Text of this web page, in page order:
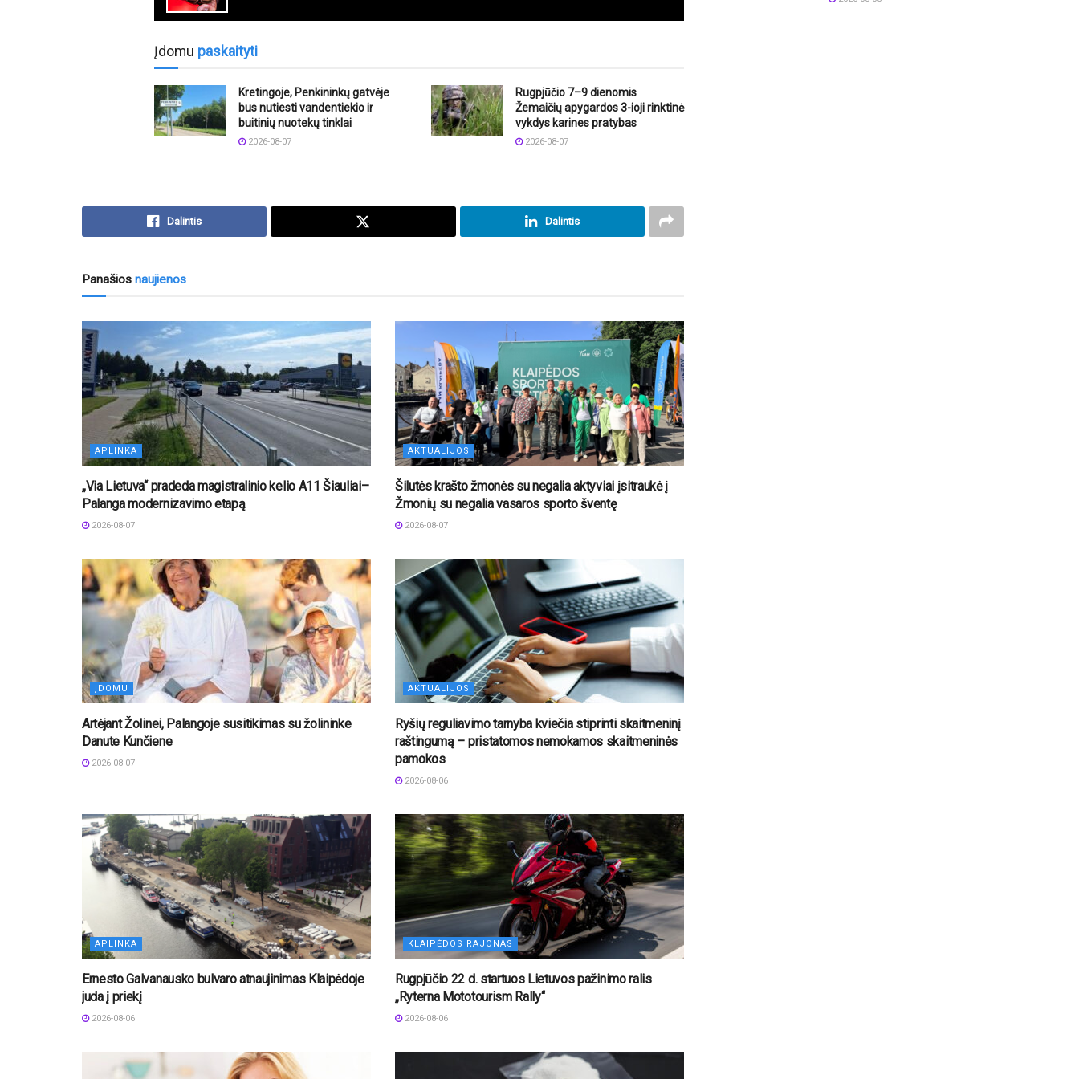
Įdomu paskaityti
Kretingoje, Penkininkų gatvėje
bus nutiesti vandentiekio ir
buitinių nuotekų tinklai
2026-08-07
Rugpjūčio 7–9 dienomis
Žemaičių apygardos 3-ioji rinktinė
vykdys karines pratybas
2026-08-07
Dalintis Dalintis
Panašios naujienos
APLINKA
„Via Lietuva“ pradeda magistralinio kelio A11 Šiauliai–
Palanga modernizavimo etapą
2026-08-07
AKTUALIJOS
Šilutės krašto žmonės su negalia aktyviai įsitraukė į
Žmonių su negalia vasaros sporto šventę
2026-08-07
ĮDOMU
Artėjant Žolinei, Palangoje susitikimas su žolininke
Danute Kunčiene
2026-08-07
AKTUALIJOS
Ryšių reguliavimo tarnyba kviečia stiprinti skaitmeninį
raštingumą – pristatomos nemokamos skaitmeninės
pamokos
2026-08-06
APLINKA
Ernesto Galvanausko bulvaro atnaujinimas Klaipėdoje
juda į priekį
2026-08-06
KLAIPĖDOS RAJONAS
Rugpjūčio 22 d. startuos Lietuvos pažinimo ralis
„Ryterna Mototourism Rally“
2026-08-06